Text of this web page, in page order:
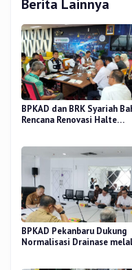
Berita Lainnya
BPKAD dan BRK Syariah
Rencana Renovasi Halte
BPKAD Pekanbaru Dukung
Normalisasi Drainase